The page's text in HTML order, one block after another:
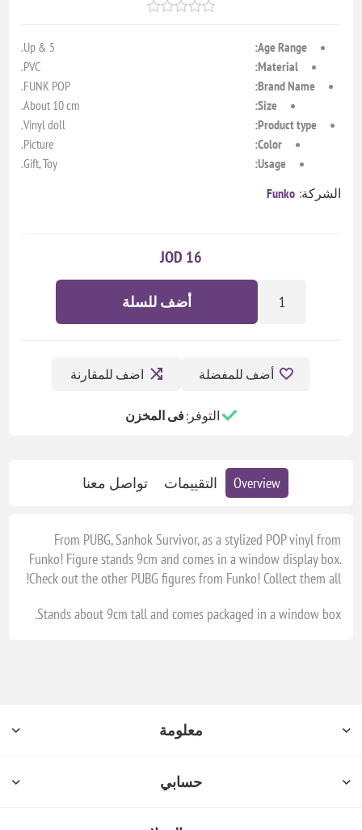
Age Range:
5 & Up.
Material:
PVC.
Brand Name:
FUNK POP.
Size:
About 10 cm.
Product type:
Vinyl doll.
Color:
Picture.
Usage:
Gift, Toy.
الشركة: Funko
16 JOD
أضف للسلة
أضف للمفضلة اضف للمقارنة
التوفر:فى المخزن
Overview التقييمات تواصل معنا
From PUBG, Sanhok Survivor, as a stylized POP vinyl from
Funko! Figure stands 9cm and comes in a window display box.
Check out the other PUBG figures from Funko! Collect them all!
Stands about 9cm tall and comes packaged in a window box.
معلومة
حسابي